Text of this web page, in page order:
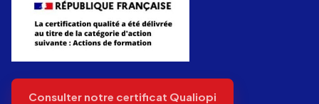
Consulter notre certificat Qualiopi